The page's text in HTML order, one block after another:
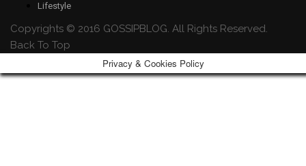
Lifestyle
Copyrights © 2016 GOSSIPBLOG. All Rights Reserved.
Back To Top
Privacy & Cookies Policy